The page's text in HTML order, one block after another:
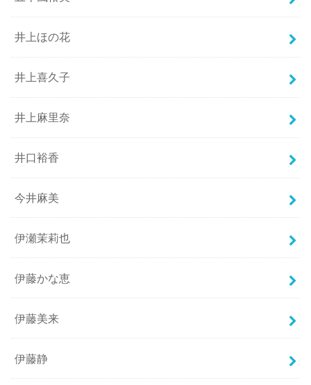
井上ほの花
井上喜久子
井上麻里奈
井口裕香
今井麻美
伊瀬茉莉也
伊藤かな恵
伊藤美来
伊藤静